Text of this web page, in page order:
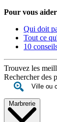
Pour vous aider
Qui doit
Tout ce
10
Trouvez les
Rechercher des
Marbrerie